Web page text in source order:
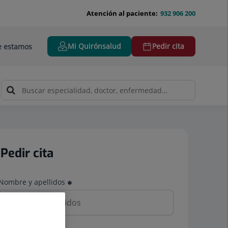
932 906 200
Atención al paciente:
estamos Mi Quirónsalud Pedir cita
Pedir cita
y apellidos